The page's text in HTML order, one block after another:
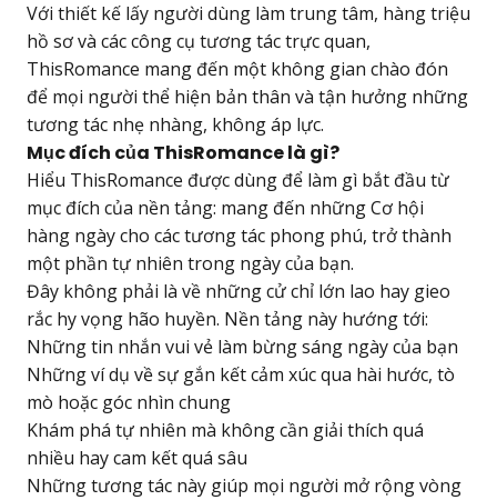
Với thiết kế lấy người dùng làm trung tâm, hàng triệu
hồ sơ và các công cụ tương tác trực quan,
ThisRomance mang đến một không gian chào đón
để mọi người thể hiện bản thân và tận hưởng những
tương tác nhẹ nhàng, không áp lực.
Mục đích của ThisRomance là gì?
Hiểu ThisRomance được dùng để làm gì bắt đầu từ
mục đích của nền tảng: mang đến những Cơ hội
hàng ngày cho các tương tác phong phú, trở thành
một phần tự nhiên trong ngày của bạn.
Đây không phải là về những cử chỉ lớn lao hay gieo
rắc hy vọng hão huyền. Nền tảng này hướng tới:
Những tin nhắn vui vẻ làm bừng sáng ngày của bạn
Những ví dụ về sự gắn kết cảm xúc qua hài hước, tò
mò hoặc góc nhìn chung
Khám phá tự nhiên mà không cần giải thích quá
nhiều hay cam kết quá sâu
Những tương tác này giúp mọi người mở rộng vòng